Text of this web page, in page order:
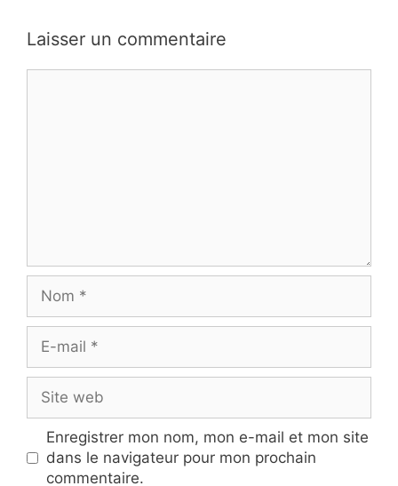
Laisser un commentaire
mail
web
Enregistrer mon nom, mon e-mail et mon site
dans le navigateur pour mon prochain
commentaire.